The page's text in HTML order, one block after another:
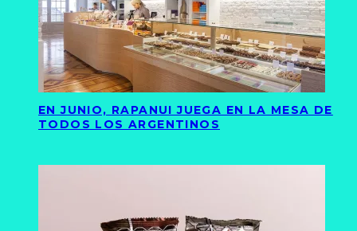
EN JUNIO, RAPANUI JUEGA EN LA MESA DE
TODOS LOS ARGENTINOS